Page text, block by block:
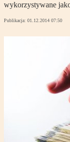
wykorzystywane
Publikacja: 01.12.2014 07:50